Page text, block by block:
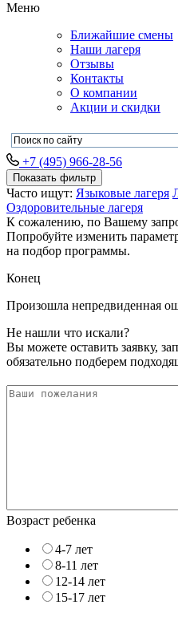
Меню
Ближайшие смены
Наши лагеря
Отзывы
Контакты
О компании
Акции и скидки
+7 (495) 966-28-56
Показать фильтр
Часто ищут: Языковые лагеря
Оздоровительные лагеря
К сожалению, по Вашему
Попробуйте изменить
на подбор программы.
Конец
Произошла непредвиденная
Не нашли что искали?
Вы можете оставить заявку,
обязательно подберем
Возраст ребенка
4-7 лет
8-11 лет
12-14 лет
15-17 лет